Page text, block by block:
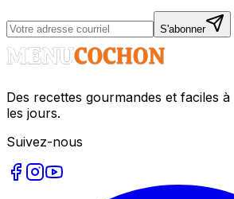
S'abonner
Des recettes gourmandes et faciles
les jours.
Suivez-nous